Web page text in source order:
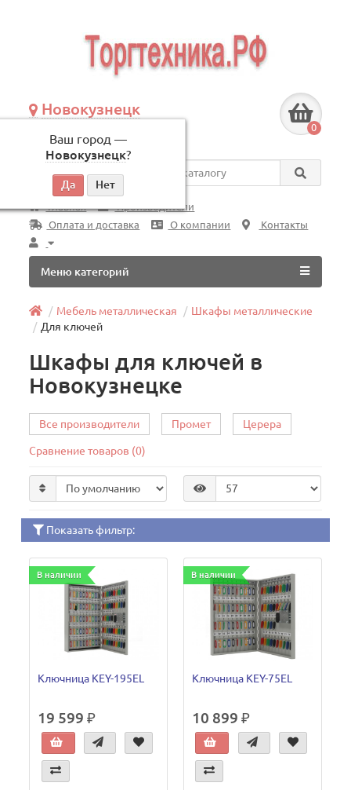
Новокузнецк
Ваш город —
Новокузнецк?
по будням, с 09:00 до 18:00
0
Везде
Главная
Производители
Оплата и доставка
О компании Контакты
Меню категорий
Мебель металлическая
Шкафы металлические
Для ключей
Шкафы для ключей в
Новокузнецке
Все производители Промет Церера
Сравнение товаров (0)
Показать фильтр:
В наличии
Ключница KEY-195EL
19 599 ₽
В наличии
Ключница KEY-75EL
10 899 ₽